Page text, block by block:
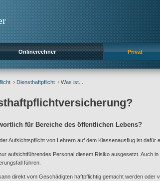
Onlinerechner Privat
Diensthaftpflicht Was ist...
für Bereiche des öffentlichen Lebens?
Aufsichtspflicht von Lehrern auf dem Klassenausflug ist dafür
aufsichtführendes Personal diesem Risiko ausgesetzt. Auch
führen.
direkt vom Geschädigten haftpflichtig gemacht werden oder